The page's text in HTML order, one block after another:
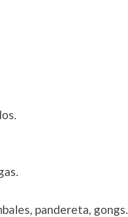
pandereta, gongs.